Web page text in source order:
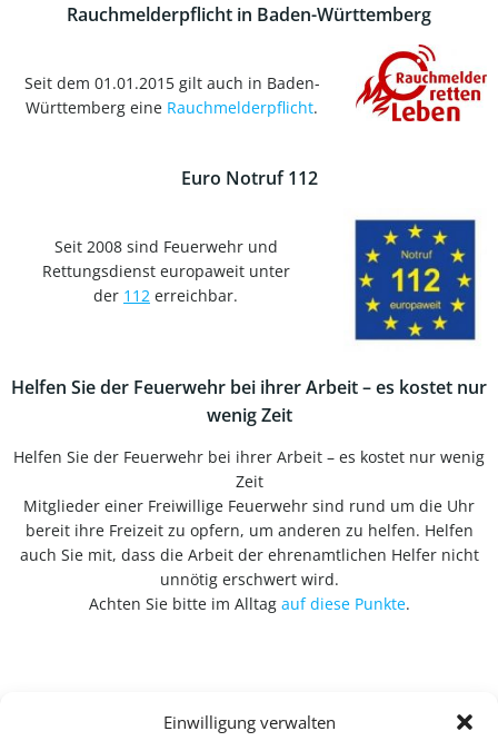
Einwilligung verwalten
Rauchmelderpflicht in Baden-Württemberg
Seit dem 01.01.2015 gilt auch in Baden-
Württemberg eine Rauchmelderpflicht.
Euro Notruf 112
Seit 2008 sind Feuerwehr und
Rettungsdienst europaweit unter
der 112 erreichbar.
Helfen Sie der Feuerwehr bei ihrer Arbeit – es kostet nur
wenig Zeit
Helfen Sie der Feuerwehr bei ihrer Arbeit – es kostet nur wenig
Zeit
Mitglieder einer Freiwillige Feuerwehr sind rund um die Uhr
bereit ihre Freizeit zu opfern, um anderen zu helfen. Helfen
auch Sie mit, dass die Arbeit der ehrenamtlichen Helfer nicht
unnötig erschwert wird.
Achten Sie bitte im Alltag auf diese Punkte.